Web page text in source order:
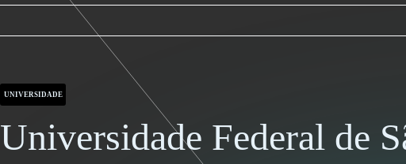
UNIVERSIDADE
Universidade Federal de